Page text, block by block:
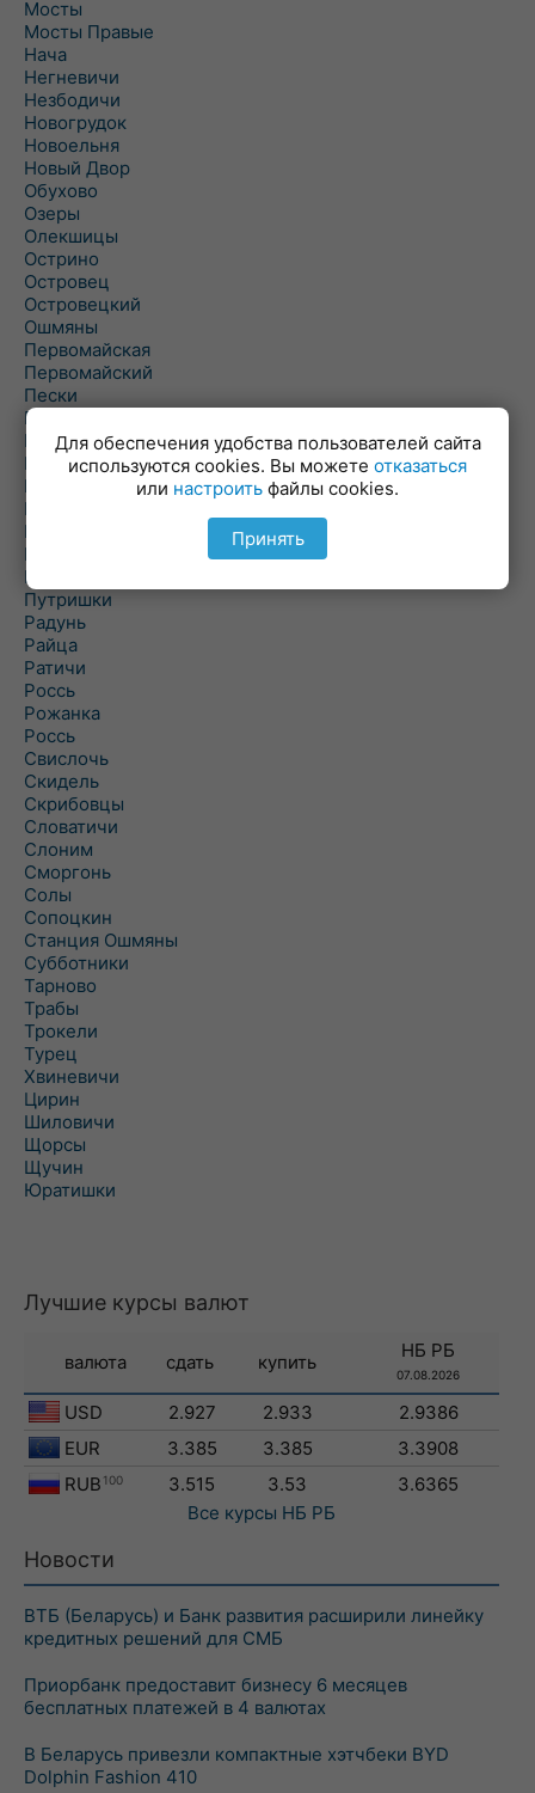
Мосты
Мосты Правые
Нача
Негневичи
Незбодичи
Новогрудок
Новоельня
Новый Двор
Обухово
Озеры
Олекшицы
Острино
Островец
Островецкий
Ошмяны
Первомайская
Первомайский
Пески
Петревичи
Погородно
Пограничный
Подлабенье
Подольцы
Подороск
Поречье
Порозово
Путришки
Радунь
Райца
Ратичи
Роcсь
Рожанка
Россь
Свислочь
Скидель
Скрибовцы
Словатичи
Слоним
Сморгонь
Солы
Сопоцкин
Станция Ошмяны
Субботники
Тарново
Трабы
Трокели
Турец
Хвиневичи
Цирин
Шиловичи
Щорсы
Щучин
Юратишки
Лучшие курсы валют
валюта сдать купить
НБ РБ
07.08.2026
USD 2.927 2.933
2.9386
EUR
3.385 3.385
3.3908
RUB 100 3.515 3.53
3.6365
Все курсы НБ РБ
Новости
ВТБ (Беларусь) и Банк развития расширили линейку
кредитных решений для СМБ
Приорбанк предоставит бизнесу 6 месяцев
бесплатных платежей в 4 валютах
В Беларусь привезли компактные хэтчбеки BYD
Dolphin Fashion 410
Для обеспечения удобства пользователей сайта
используются cookies. Вы можете отказаться
или настроить файлы cookies.
Принять